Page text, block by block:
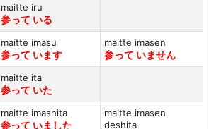
maitte iru
参って いる
maitte imasu
参って います
maitte imasen
参って いません
maitte ita
参って いた
maitte imashita
参って いました
maitte imasen
deshita